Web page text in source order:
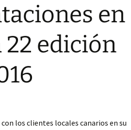
en
22 edición
los clientes locales canarios en su